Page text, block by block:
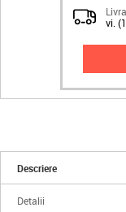
vi.
Descriere
Detalii